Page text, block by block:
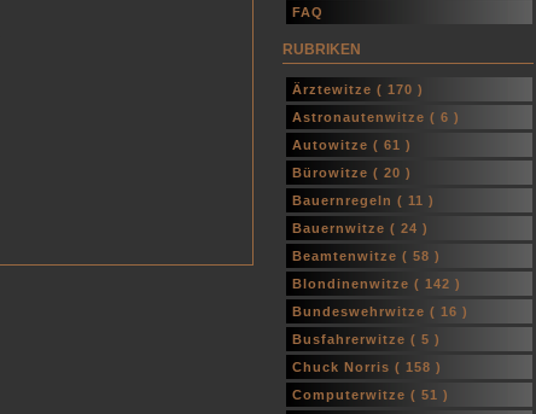
FAQ
RUBRIKEN
Ärztewitze ( 170 )
Astronautenwitze ( 6 )
Autowitze ( 61 )
Bürowitze ( 20 )
Bauernregeln ( 11 )
Bauernwitze ( 24 )
Beamtenwitze ( 58 )
Blondinenwitze ( 142 )
Bundeswehrwitze ( 16 )
Busfahrerwitze ( 5 )
Chuck Norris ( 158 )
Computerwitze ( 51 )